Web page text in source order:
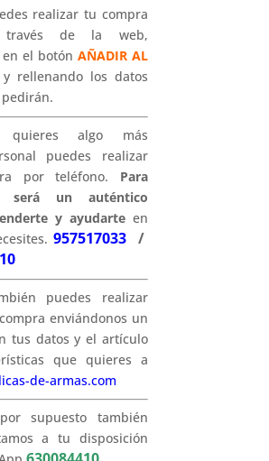
realizar tu compra
de la web,
el botón AÑADIR AL
rellenando los datos
quieres algo más
puedes realizar
por teléfono. Para
será un auténtico
y ayudarteen
957517033 /
puedes realizar
enviándonos un
tus datos y el artículo
que quieres a
de-armas.com
supuesto también
a tu disposición